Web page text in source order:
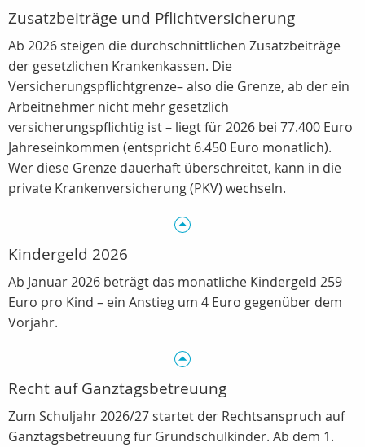
Zusatzbeiträge und Pflichtversicherung
Ab 2026 steigen die durchschnittlichen Zusatzbeiträge
der gesetzlichen Krankenkassen. Die
Versicherungspflichtgrenze– also die Grenze, ab der ein
Arbeitnehmer nicht mehr gesetzlich
versicherungspflichtig ist – liegt für 2026 bei 77.400 Euro
Jahreseinkommen (entspricht 6.450 Euro monatlich).
Wer diese Grenze dauerhaft überschreitet, kann in die
private Krankenversicherung (PKV) wechseln.
Kindergeld 2026
Ab Januar 2026 beträgt das monatliche Kindergeld 259
Euro pro Kind – ein Anstieg um 4 Euro gegenüber dem
Vorjahr.
Recht auf Ganztagsbetreuung
Zum Schuljahr 2026/27 startet der Rechtsanspruch auf
Ganztagsbetreuung für Grundschulkinder. Ab dem 1.